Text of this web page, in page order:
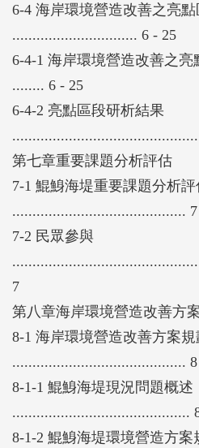
6-4 海岸環境營造改善之亮
............................... 6 - 25
6-4-1 海岸環境營造改善之
........ 6 - 25
6-4-2 亮點區段研析結果
第七章重要課題分析評估
7-1 鯤鯓海堤重要課題分析評
........................................... 7
7-2 民眾參與
7
第八章海岸環境營造改善方
8-1 海岸環境營造改善方案規
........................................... 8
8-1-1 鯤鯓海堤現況問題概述
............................................
8-1-2 鯤鯓海堤環境營造方案